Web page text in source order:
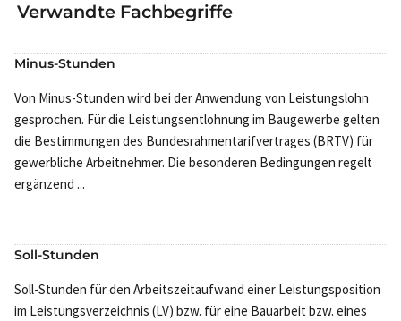
Verwandte Fachbegriffe
Minus-Stunden
Von Minus-Stunden wird bei der Anwendung von Leistungslohn
gesprochen. Für die Leistungsentlohnung im Baugewerbe gelten
die Bestimmungen des Bundesrahmentarifvertrages (BRTV) für
gewerbliche Arbeitnehmer. Die besonderen Bedingungen regelt
ergänzend ...
Soll-Stunden
Soll-Stunden für den Arbeitszeitaufwand einer Leistungsposition
im Leistungsverzeichnis (LV) bzw. für eine Bauarbeit bzw. eines